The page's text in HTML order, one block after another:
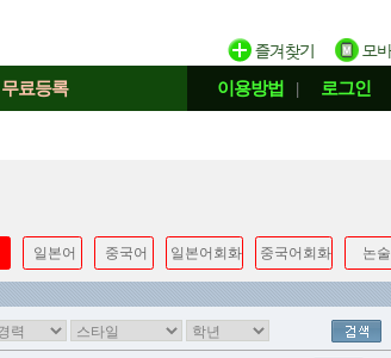
무료등록 이용방법 | 로그인
일본어 중국어 일본어회화 중국어회화 논술